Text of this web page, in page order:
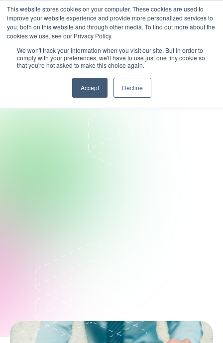
This website stores cookies on your computer. These cookies are used to
improve your website experience and provide more personalized services to
you, both on this website and through other media. To find out more about the
cookies we use, see our Privacy Policy.
We won't track your information when you visit our site. But in order to
comply with your preferences, we'll have to use just one tiny cookie so
that you're not asked to make this choice again.
Accept Decline